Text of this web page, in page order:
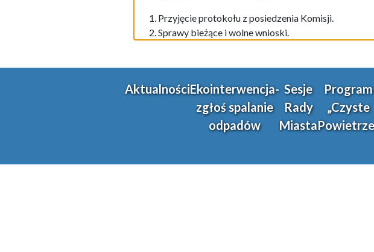
Przyjęcie protokołu z posiedzenia Komisji.
Sprawy bieżące i wolne wnioski.
AktualnościEkointerwencja-
zgłoś spalanie
odpadów
Sesje
Rady
Miasta
Program
„Czyste